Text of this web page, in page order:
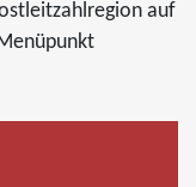
auf